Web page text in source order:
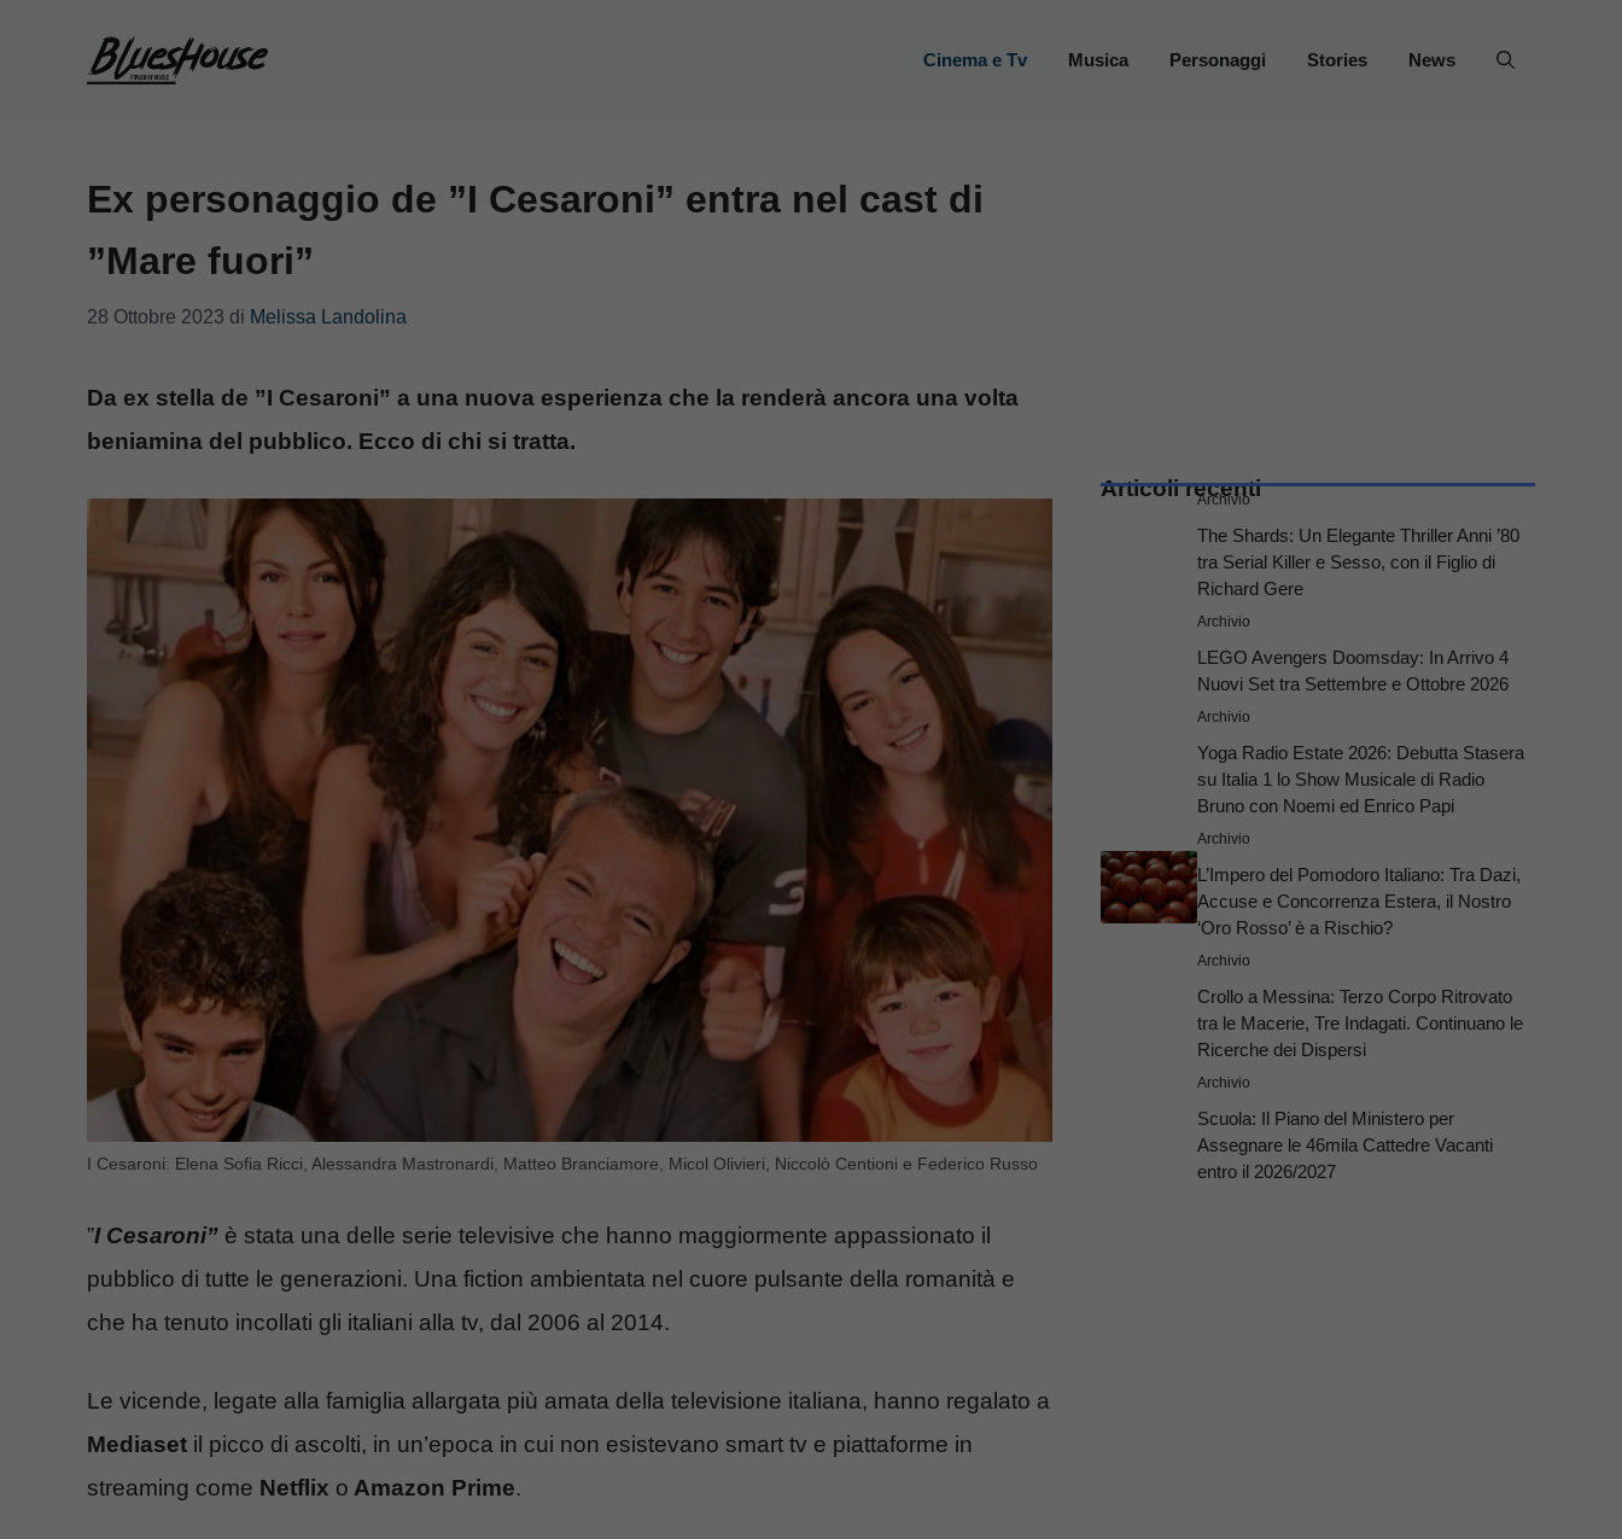
Cinema e Tv Musica Personaggi Stories News
Ex personaggio de ”I Cesaroni” entra nel cast di
”Mare fuori”
28 Ottobre 2023 di Melissa Landolina
Da ex stella de ”I Cesaroni” a una nuova esperienza che la renderà ancora una volta
beniamina del pubblico. Ecco di chi si tratta.
I Cesaroni: Elena Sofia Ricci, Alessandra Mastronardi, Matteo Branciamore, Micol Olivieri, Niccolò Centioni e Federico Russo
”I Cesaroni” è stata una delle serie televisive che hanno maggiormente appassionato il
pubblico di tutte le generazioni. Una fiction ambientata nel cuore pulsante della romanità e
che ha tenuto incollati gli italiani alla tv, dal 2006 al 2014.
Le vicende, legate alla famiglia allargata più amata della televisione italiana, hanno regalato a
Mediaset il picco di ascolti, in un’epoca in cui non esistevano smart tv e piattaforme in
streaming come Netflix o Amazon Prime.
Articoli recenti
Archivio
The Shards: Un Elegante Thriller Anni ’80
tra Serial Killer e Sesso, con il Figlio di
Richard Gere
Archivio
LEGO Avengers Doomsday: In Arrivo 4
Nuovi Set tra Settembre e Ottobre 2026
Archivio
Yoga Radio Estate 2026: Debutta Stasera
su Italia 1 lo Show Musicale di Radio
Bruno con Noemi ed Enrico Papi
Archivio
L’Impero del Pomodoro Italiano: Tra Dazi,
Accuse e Concorrenza Estera, il Nostro
‘Oro Rosso’ è a Rischio?
Archivio
Crollo a Messina: Terzo Corpo Ritrovato
tra le Macerie, Tre Indagati. Continuano le
Ricerche dei Dispersi
Archivio
Scuola: Il Piano del Ministero per
Assegnare le 46mila Cattedre Vacanti
entro il 2026/2027